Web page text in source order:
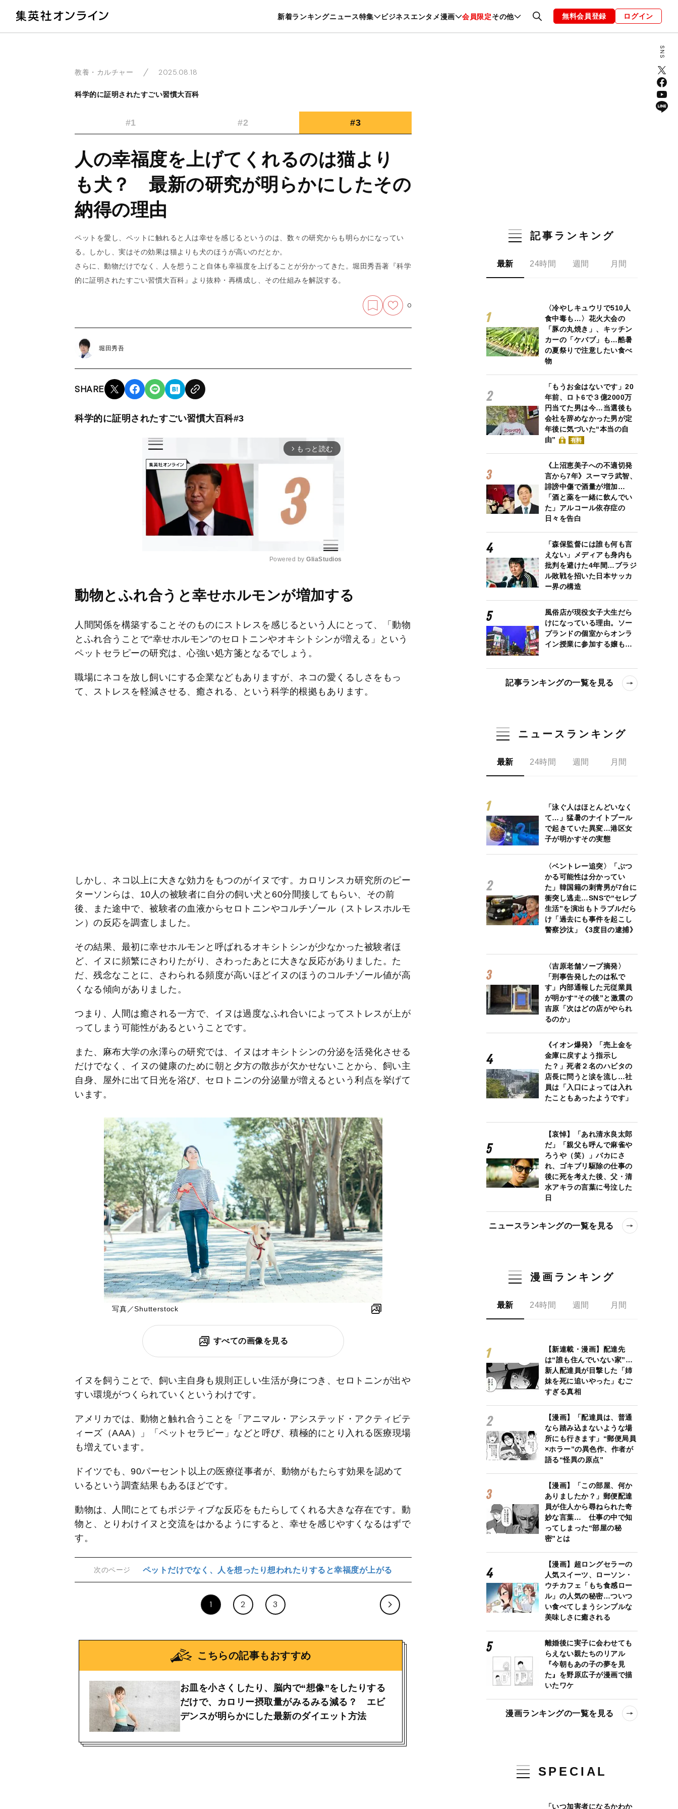
新着ランキングニュース特集 ビジネスエンタメ漫画 会員限定その他
暮らし スポーツ ヘルスケア 美容 グルメ ファッション 恋愛・結婚 編集部 お知らせ
無料会員登録 ログイン
教養・カルチャー 2025.08.18
科学的に証明されたすごい習慣大百科
#1 #2 #3
人の幸福度を上げてくれるのは猫より
も犬？ 最新の研究が明らかにしたその
納得の理由
ペットを愛し、ペットに触れると人は幸せを感じるというのは、数々の研究からも明らかになってい
る。しかし、実はその効果は猫よりも犬のほうが高いのだとか。
さらに、動物だけでなく、人を想うこと自体も幸福度を上げることが分かってきた。堀田秀吾著『科学
的に証明されたすごい習慣大百科』より抜粋・再構成し、その仕組みを解説する。
0
堀田秀吾
SHARE
科学的に証明されたすごい習慣大百科#3
arrow_forward_ios もっと読む
M
u
e
Powered by GliaStudios
動物とふれ合うと幸せホルモンが増加する
人間関係を構築することそのものにストレスを感じるという人にとって、「動物
とふれ合うことで“幸せホルモン”のセロトニンやオキシトシンが増える」という
ペットセラピーの研究は、心強い処方箋となるでしょう。
職場にネコを放し飼いにする企業などもありますが、ネコの愛くるしさをもっ
て、ストレスを軽減させる、癒される、という科学的根拠もあります。
しかし、ネコ以上に大きな効力をもつのがイヌです。カロリンスカ研究所のピー
ターソンらは、10人の被験者に自分の飼い犬と60分間接してもらい、その前
後、また途中で、被験者の血液からセロトニンやコルチゾール（ストレスホルモ
ン）の反応を調査しました。
その結果、最初に幸せホルモンと呼ばれるオキシトシンが少なかった被験者ほ
ど、イヌに頻繁にさわりたがり、さわったあとに大きな反応がありました。た
だ、残念なことに、さわられる頻度が高いほどイヌのほうのコルチゾール値が高
くなる傾向がありました。
つまり、人間は癒される一方で、イヌは過度なふれ合いによってストレスが上が
ってしまう可能性があるということです。
また、麻布大学の永澤らの研究では、イヌはオキシトシンの分泌を活発化させる
だけでなく、イヌの健康のために朝と夕方の散歩が欠かせないことから、飼い主
自身、屋外に出て日光を浴び、セロトニンの分泌量が増えるという利点を挙げて
います。
写真／Shutterstock
すべての画像を見る
イヌを飼うことで、飼い主自身も規則正しい生活が身につき、セロトニンが出や
すい環境がつくられていくというわけです。
アメリカでは、動物と触れ合うことを「アニマル・アシステッド・アクティビテ
ィーズ（AAA）」「ペットセラピー」などと呼び、積極的にとり入れる医療現場
も増えています。
ドイツでも、90パーセント以上の医療従事者が、動物がもたらす効果を認めて
いるという調査結果もあるほどです。
動物は、人間にとてもポジティブな反応をもたらしてくれる大きな存在です。動
物と、とりわけイヌと交流をはかるようにすると、幸せを感じやすくなるはずで
す。
次のページ ペットだけでなく、人を想ったり想われたりすると幸福度が上がる
1 2 3
こちらの記事もおすすめ
お皿を小さくしたり、脳内で“想像”をしたりする
だけで、カロリー摂取量がみるみる減る？ エビ
デンスが明らかにした最新のダイエット方法
記事ランキング
最新 24時間 週間 月間
〈冷やしキュウリで510人
食中毒も…〉花火大会の
「豚の丸焼き」、キッチン
カーの「ケバブ」も…酷暑
の夏祭りで注意したい食べ
物
「もうお金はないです」20
年前、ロト6で３億2000万
円当てた男は今…当選後も
会社を辞めなかった男が定
年後に気づいた“本当の自
由”
有料
《上沼恵美子への不適切発
言から7年》スーマラ武智、
誹謗中傷で酒量が増加…
「酒と薬を一緒に飲んでい
た」アルコール依存症の
日々を告白
「森保監督には誰も何も言
えない」メディアも身内も
批判を避けた4年間…ブラジ
ル敗戦を招いた日本サッカ
ー界の構造
風俗店が現役女子大生だら
けになっている理由。ソー
プランドの個室からオンラ
イン授業に参加する嬢も…
記事ランキングの一覧を見る
ニュースランキング
最新 24時間 週間 月間
「泳ぐ人はほとんどいなく
て…」猛暑のナイトプール
で起きていた異変…港区女
子が明かすその実態
〈ベントレー追突〉「ぶつ
かる可能性は分かってい
た」韓国籍の刺青男が7台に
衝突し逃走…SNSで“セレブ
生活”を演出もトラブルだら
け「過去にも事件を起こし
警察沙汰」《3度目の逮捕》
〈吉原老舗ソープ摘発〉
「刑事告発したのは私で
す」内部通報した元従業員
が明かす“その後”と激震の
吉原「次はどの店がやられ
るのか」
《イオン爆発》「売上金を
金庫に戻すよう指示し
た？」死者２名のハビタの
店長に問うと涙を流し…社
員は「入口によっては入れ
たこともあったようです」
【哀悼】「あれ清水良太郎
だ」「親父も呼んで麻雀や
ろうや（笑）」バカにさ
れ、ゴキブリ駆除の仕事の
後に死を考えた後、父・清
水アキラの言葉に号泣した
日
ニュースランキングの一覧を見る
漫画ランキング
最新 24時間 週間 月間
【新連載・漫画】配達先
は“誰も住んでいない家”…
新人配達員が目撃した「姉
妹を死に追いやった」むご
すぎる真相
【漫画】「配達員は、普通
なら踏み込まないような場
所にも行きます」“郵便局員
×ホラー”の異色作、作者が
語る“怪異の原点”
【漫画】「この部屋、何か
ありましたか？」郵便配達
員が住人から尋ねられた奇
妙な言葉… 仕事の中で知
ってしまった“部屋の秘
密”とは
【漫画】超ロングセラーの
人気スイーツ、ローソン・
ウチカフェ「もち食感ロー
ル」の人気の秘密…ついつ
い食べてしまうシンプルな
美味しさに癒される
離婚後に実子に会わせても
らえない親たちのリアル
『今朝もあの子の夢を見
た』を野原広子が漫画で描
いたワケ
漫画ランキングの一覧を見る
SPECIAL
「いつ加害者になるかわか